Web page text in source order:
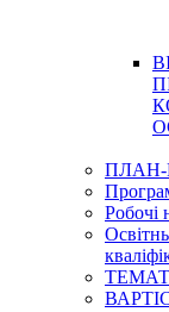
ПЛАН-
Робочі